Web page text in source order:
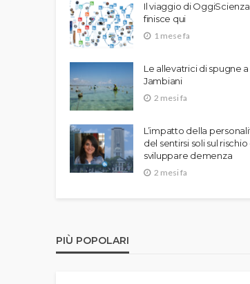
Il viaggio di OggiScienza
finisce qui
1 mese fa
Le allevatrici di spugne a
Jambiani
2 mesi fa
L’impatto della
del sentirsi soli sul rischio
sviluppare demenza
2 mesi fa
PIÙ POPOLARI